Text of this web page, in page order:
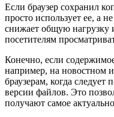
Если браузер сохранил
просто использует ее, а
снижает общую нагрузку
посетителям
Конечно, если
например, на новостном
браузерам, когда следует
версии файлов. Это
получают самое